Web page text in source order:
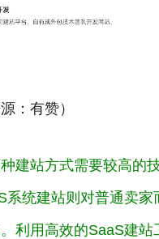
：有赞）
建站方式需要较高的
系统建站则对普通卖家
利用高效的SaaS建站